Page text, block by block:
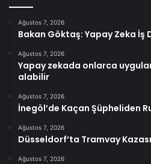
Ağustos 7, 2026
Bakan Göktaş: Yapay Zeka İş
Ağustos 7, 2026
Yapay zekada onlarca
alabilir
Ağustos 7, 2026
İnegöl’de Kaçan Şüpheliden
Ağustos 7, 2026
Düsseldorf’ta Tramvay
Ağustos 7, 2026